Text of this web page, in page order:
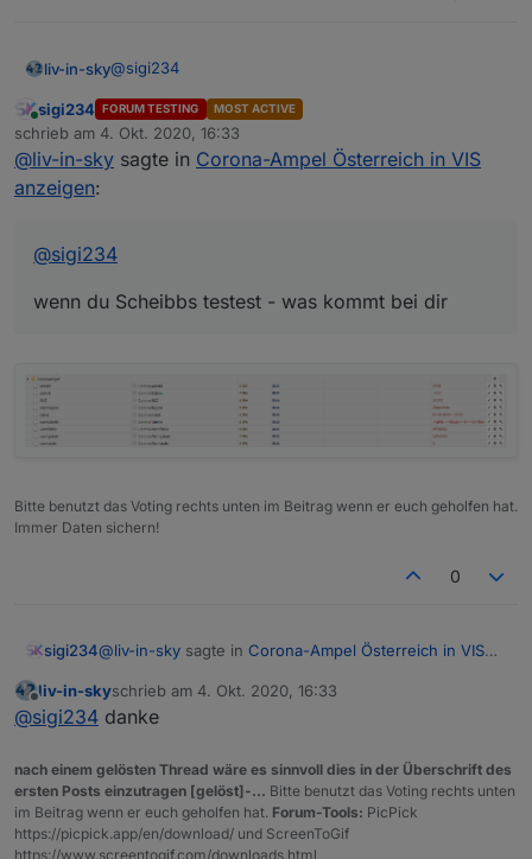
liv-in-sky@sigi234
wenn du Scheibbs testest - was kommt bei dir
Online
sigi234 FORUM TESTING MOST ACTIVE
schrieb am 4. Okt. 2020, 16:33
zuletzt editiert von
@liv-in-sky sagte in Corona-Ampel Österreich in VIS
anzeigen:
@sigi234
wenn du Scheibbs testest - was kommt bei dir
Bitte benutzt das Voting rechts unten im Beitrag wenn er euch geholfen hat.
Immer Daten sichern!
0
sigi234@liv-in-sky sagte in Corona-Ampel Österreich in VIS
@sigi234
Offline
liv-in-skyschrieb am 4. Okt. 2020, 16:33
zuletzt editiert von
@sigi234 danke
nach einem gelösten Thread wäre es sinnvoll dies in der Überschrift des
ersten Posts einzutragen [gelöst]-... Bitte benutzt das Voting rechts unten
im Beitrag wenn er euch geholfen hat. Forum-Tools: PicPick
https://picpick.app/en/download/ und ScreenToGif
https://www.screentogif.com/downloads.html